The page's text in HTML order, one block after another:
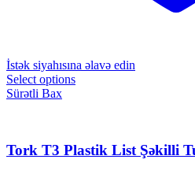
İstək siyahısına əlavə edin
Select options
Sürətli Bax
Tork T3 Plastik List Şəkilli